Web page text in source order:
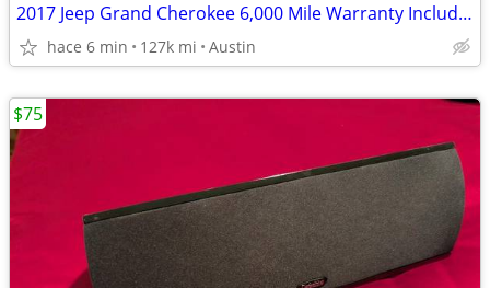
2017 Jeep Grand Cherokee 6,000 Mile Warranty Included!
hace 6 min 127k mi Austin
$75